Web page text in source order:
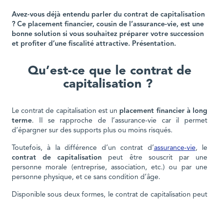
Avez-vous déjà entendu parler du contrat de capitalisation
? Ce placement financier, cousin de l’assurance-vie, est une
bonne solution si vous souhaitez préparer votre succession
et profiter d’une fiscalité attractive. Présentation.
Qu’est-ce que le contrat de
capitalisation ?
Le contrat de capitalisation est un placement financier à long
terme. Il se rapproche de l’assurance-vie car il permet
d’épargner sur des supports plus ou moins risqués.
Toutefois, à la différence d’un contrat d’assurance-vie, le
contrat de capitalisation peut être souscrit par une
personne morale (entreprise, association, etc.) ou par une
personne physique, et ce sans condition d’âge.
Disponible sous deux formes, le contrat de capitalisation peut